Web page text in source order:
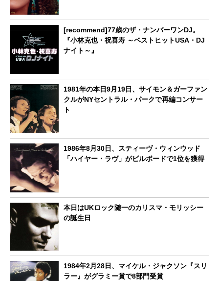
[recommend]77歳のザ・ナンバーワンDJ。
『小林克也・祝喜寿 ～ベストヒットUSA・DJ
ナイト～』
1981年の本日9月19日、サイモン＆ガーファン
クルがNYセントラル・パークで再編コンサー
ト
1986年8月30日、スティーヴ・ウィンウッド
「ハイヤー・ラヴ」がビルボードで1位を獲得
本日はUKロック随一のカリスマ・モリッシー
の誕生日
1984年2月28日、マイケル・ジャクソン『スリ
ラー』がグラミー賞で8部門受賞